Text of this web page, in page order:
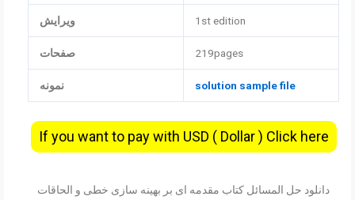
1st edition ویرایش
219pages صفحات
solution sample file نمونه
If you want to pay with USD ( Dollar ) Click here
دانلود حل المسائل کتاب مقدمه ای بر بهینه سازی خطی و الحاقات